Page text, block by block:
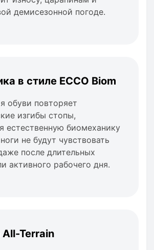
демисезонной погоде.
в стиле ECCO Biom
обуви повторяет
изгибы стопы,
естественную биомеханику
не будут чувствовать
после длительных
активного рабочего дня.
Terrain